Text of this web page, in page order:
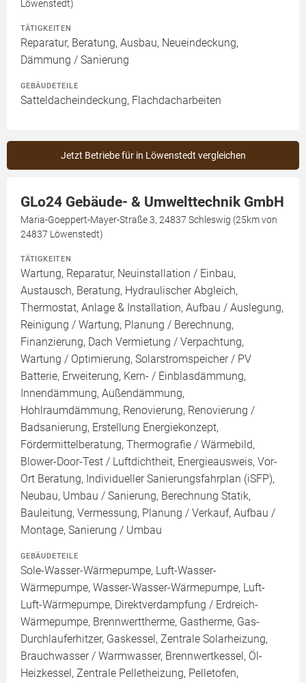
Löwenstedt)
TÄTIGKEITEN
Reparatur, Beratung, Ausbau, Neueindeckung,
Dämmung / Sanierung
GEBÄUDETEILE
Satteldacheindeckung, Flachdacharbeiten
Jetzt Betriebe für in Löwenstedt vergleichen
GLo24 Gebäude- & Umwelttechnik GmbH
Maria-Goeppert-Mayer-Straße 3, 24837 Schleswig (25km von
24837 Löwenstedt)
TÄTIGKEITEN
Wartung, Reparatur, Neuinstallation / Einbau,
Austausch, Beratung, Hydraulischer Abgleich,
Thermostat, Anlage & Installation, Aufbau / Auslegung,
Reinigung / Wartung, Planung / Berechnung,
Finanzierung, Dach Vermietung / Verpachtung,
Wartung / Optimierung, Solarstromspeicher / PV
Batterie, Erweiterung, Kern- / Einblasdämmung,
Innendämmung, Außendämmung,
Hohlraumdämmung, Renovierung, Renovierung /
Badsanierung, Erstellung Energiekonzept,
Fördermittelberatung, Thermografie / Wärmebild,
Blower-Door-Test / Luftdichtheit, Energieausweis, Vor-
Ort Beratung, Individueller Sanierungsfahrplan (iSFP),
Neubau, Umbau / Sanierung, Berechnung Statik,
Bauleitung, Vermessung, Planung / Verkauf, Aufbau /
Montage, Sanierung / Umbau
GEBÄUDETEILE
Sole-Wasser-Wärmepumpe, Luft-Wasser-
Wärmepumpe, Wasser-Wasser-Wärmepumpe, Luft-
Luft-Wärmepumpe, Direktverdampfung / Erdreich-
Wärmepumpe, Brennwerttherme, Gastherme, Gas-
Durchlauferhitzer, Gaskessel, Zentrale Solarheizung,
Brauchwasser / Warmwasser, Brennwertkessel, Öl-
Heizkessel, Zentrale Pelletheizung, Pelletofen,